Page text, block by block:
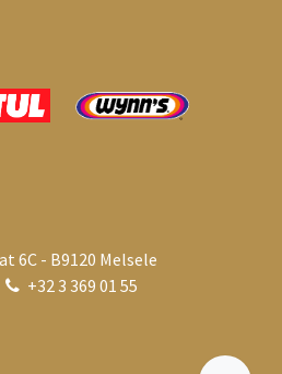
6C - B9120 Melsele
+32 3 369 01 55